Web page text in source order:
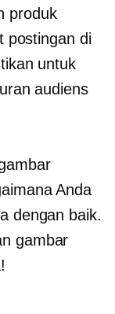
produk
postingan di
untuk
audiens
Anda
dengan baik.
gambar